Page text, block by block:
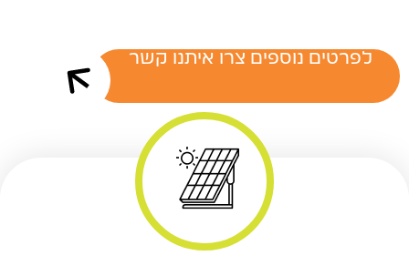
לפרטים נוספים צרו איתנו קשר